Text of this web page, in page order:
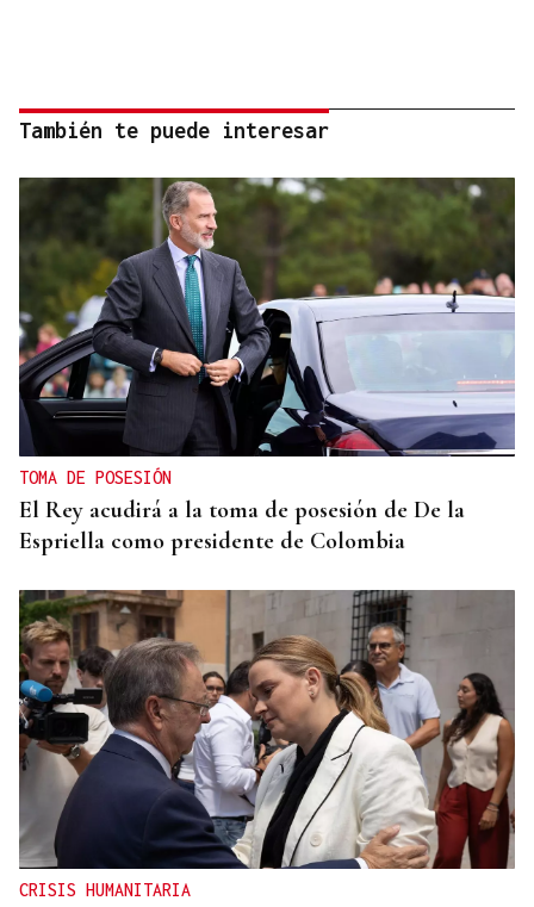
También te puede interesar
TOMA DE POSESIÓN
El Rey acudirá a la toma de posesión de De la
Espriella como presidente de Colombia
CRISIS HUMANITARIA